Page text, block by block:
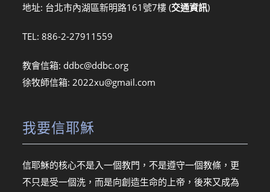
地址: 台北市內湖區新明路161號7樓 (交通資訊)
TEL: 886-2-27911559
教會信箱: ddbc@ddbc.org
徐牧師信箱:2022xu@gmail.com
我要信耶穌
信耶穌的核心不是入一個教門，不是遵守一個教條，更
不只是受一個洗，而是向創造生命的上帝，後來又成為